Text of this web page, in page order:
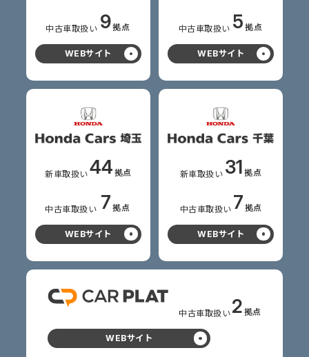
中古車取扱い 9拠点
WEBサイト
中古車取扱い 5 拠点
WEBサイト
新車取扱い 44 拠点
中古車取扱い 7 拠点
WEBサイト
新車取扱い 31 拠点
中古車取扱い 7 拠点
WEBサイト
中古車取扱い 2 拠点
WEBサイト